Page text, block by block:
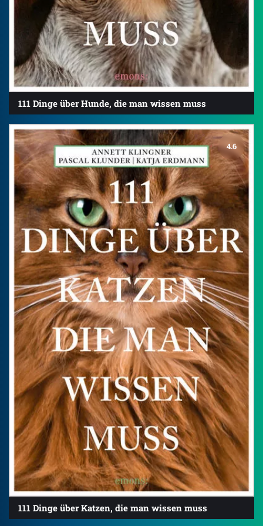
111 Dinge über Hunde, die man wissen muss
4.6
111 Dinge über Katzen, die man wissen muss